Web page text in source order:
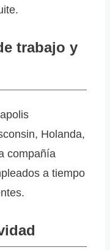
trabajo y
Holanda,
compañía
a tiempo